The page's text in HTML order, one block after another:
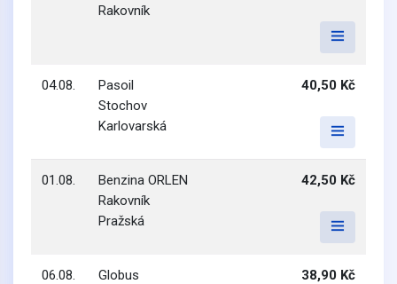
Rakovník
04.08.
Pasoil
Stochov
Karlovarská
40,50 Kč
01.08.
Benzina ORLEN
Rakovník
Pražská
42,50 Kč
06.08.
Globus
38,90 Kč